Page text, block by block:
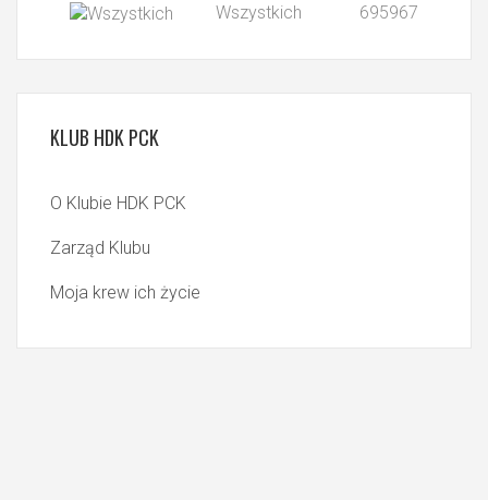
Wszystkich
695967
KLUB HDK PCK
O Klubie HDK PCK
Zarząd Klubu
Moja krew ich życie